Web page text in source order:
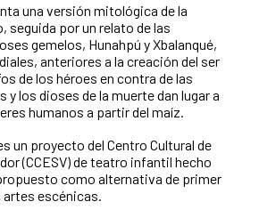
una versión mitológica de la
seguida por un relato delas
gemelos, Hunahpú y Xbalanqué,
anteriores a la creación del ser
de los héroes en contra de las
y los dioses de la muerte dan lugar a
humanos a partir del maíz.
un proyecto del Centro Cultural de
(CCESV) de teatro infantil hecho
como alternativa de primer
escénicas.